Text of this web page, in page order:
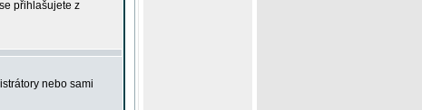
přihlašujete z
nebo sami